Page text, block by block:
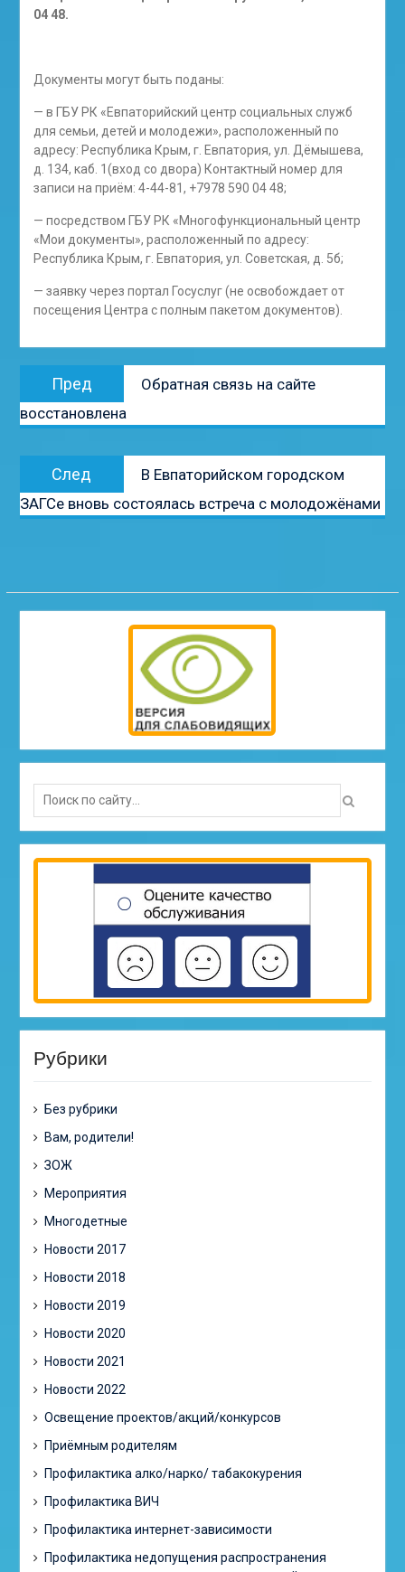
04 48.
Документы могут быть поданы:
— в ГБУ РК «Евпаторийский центр социальных служб
для семьи, детей и молодежи», расположенный по
адресу: Республика Крым, г. Евпатория, ул. Дёмышева,
д. 134, каб. 1(вход со двора) Контактный номер для
записи на приём: 4-44-81, +7978 590 04 48;
— посредством ГБУ РК «Многофункциональный центр
«Мои документы», расположенный по адресу:
Республика Крым, г. Евпатория, ул. Советская, д. 5б;
— заявку через портал Госуслуг (не освобождает от
посещения Центра с полным пакетом документов).
Навигация
записям
Пред
Предыдущая
запись:
Обратная связь на сайте
восстановлена
След
Следующая
запись:
В Евпаторийском городском
ЗАГСе вновь состоялась встреча с молодожёнами
Search
for:
Рубрики
Без рубрики
Вам, родители!
ЗОЖ
Мероприятия
Многодетные
Новости 2017
Новости 2018
Новости 2019
Новости 2020
Новости 2021
Новости 2022
Освещение проектов/акций/конкурсов
Приёмным родителям
Профилактика алко/нарко/ табакокурения
Профилактика ВИЧ
Профилактика интернет-зависимости
Профилактика недопущения распространения